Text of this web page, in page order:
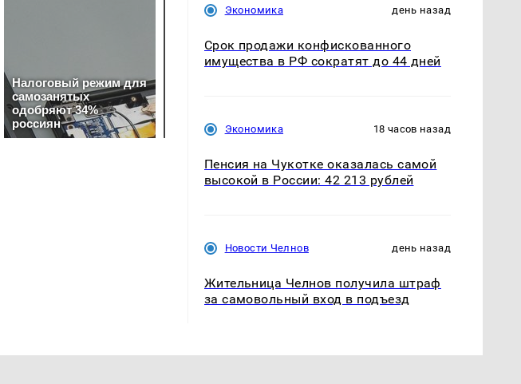
Экономика день назад
Срок продажи конфискованного
имущества в РФ сократят до 44 дней
Экономика 18 часов назад
Пенсия на Чукотке оказалась самой
высокой в России: 42 213 рублей
Новости Челнов день назад
Жительница Челнов получила штраф
за самовольный вход в подъезд